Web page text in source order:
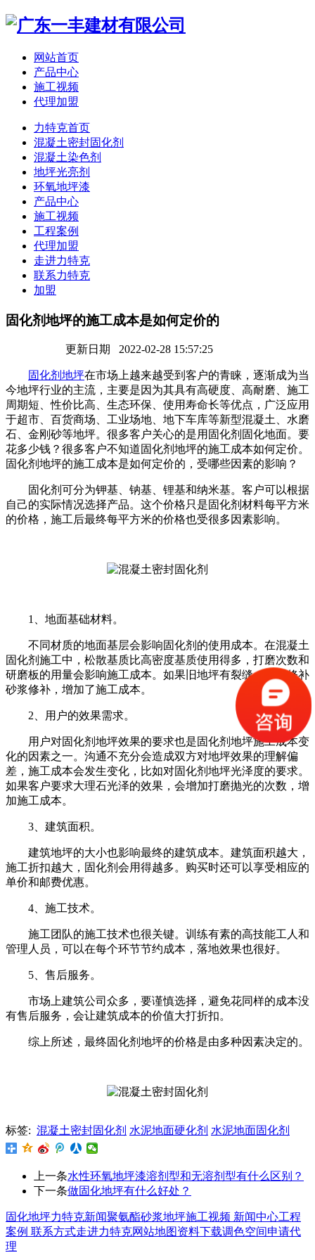
网站首页
产品中心
施工视频
代理加盟
力特克首页
混凝土密封固化剂
混凝土染色剂
地坪光亮剂
环氧地坪漆
产品中心
施工视频
工程案例
代理加盟
走进力特克
联系力特克
加盟
固化剂地坪的施工成本是如何定价的
更新日期 2022-02-28 15:57:25
固化剂地坪在市场上越来越受到客户的青睐，逐渐成为当
今地坪行业的主流，主要是因为其具有高硬度、高耐磨、施工
周期短、性价比高、生态环保、使用寿命长等优点，广泛应用
于超市、百货商场、工业场地、地下车库等新型混凝土、水磨
石、金刚砂等地坪。很多客户关心的是用固化剂固化地面。要
花多少钱？很多客户不知道固化剂地坪的施工成本如何定价。
固化剂地坪的施工成本是如何定价的，受哪些因素的影响？
固化剂可分为钾基、钠基、锂基和纳米基。客户可以根据
自己的实际情况选择产品。这个价格只是固化剂材料每平方米
的价格，施工后最终每平方米的价格也受很多因素影响。
1、地面基础材料。
不同材质的地面基层会影响固化剂的使用成本。在混凝土
固化剂施工中，松散基质比高密度基质使用得多，打磨次数和
研磨板的用量会影响施工成本。如果旧地坪有裂缝，要用修补
砂浆修补，增加了施工成本。
2、用户的效果需求。
用户对固化剂地坪效果的要求也是固化剂地坪施工成本变
化的因素之一。沟通不充分会造成双方对地坪效果的理解偏
差，施工成本会发生变化，比如对固化剂地坪光泽度的要求。
如果客户要求大理石光泽的效果，会增加打磨抛光的次数，增
加施工成本。
3、建筑面积。
建筑地坪的大小也影响最终的建筑成本。建筑面积越大，
施工折扣越大，固化剂会用得越多。购买时还可以享受相应的
单价和邮费优惠。
4、施工技术。
施工团队的施工技术也很关键。训练有素的高技能工人和
管理人员，可以在每个环节节约成本，落地效果也很好。
5、售后服务。
市场上建筑公司众多，要谨慎选择，避免花同样的成本没
有售后服务，会让建筑成本的价值大打折扣。
综上所述，最终固化剂地坪的价格是由多种因素决定的。
标签: 混凝土密封固化剂 水泥地面硬化剂 水泥地面固化剂
上一条水性环氧地坪漆溶剂型和无溶剂型有什么区别？
下一条做固化地坪有什么好处？
固化地坪力特克新闻聚氨酯砂浆地坪施工视频 新闻中心工程
案例 联系方式走进力特克网站地图资料下载调色空间申请代
理